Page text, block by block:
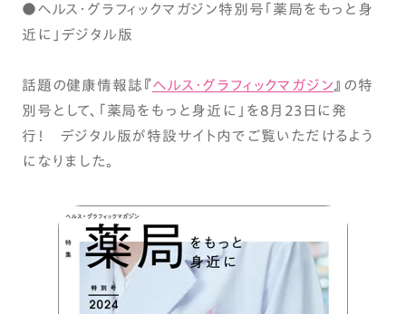
●ヘルス・グラフィックマガジン特別号「薬局をもっと身
近に」デジタル版
話題の健康情報誌『ヘルス・グラフィックマガジン』の特
別号として、「薬局をもっと身近に」を8月23日に発
行！ デジタル版が特設サイト内でご覧いただけるよう
になりました。